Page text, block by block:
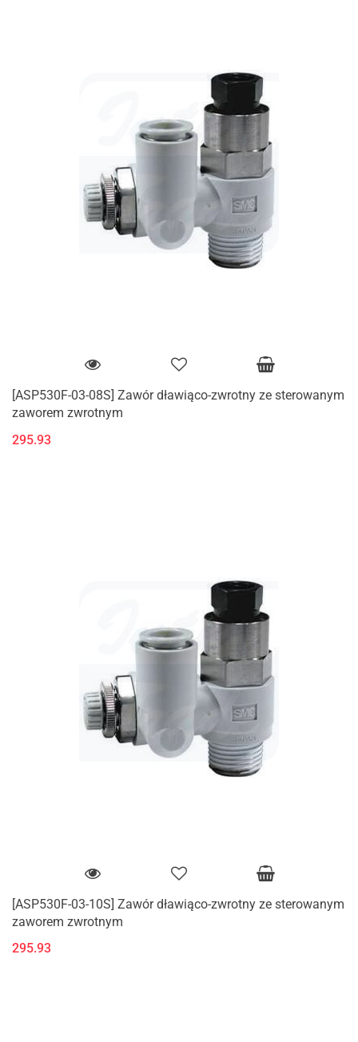
[ASP530F-03-08S] Zawór dławiąco-zwrotny ze sterowanym
zaworem zwrotnym
295.93
[ASP530F-03-10S] Zawór dławiąco-zwrotny ze sterowanym
zaworem zwrotnym
295.93